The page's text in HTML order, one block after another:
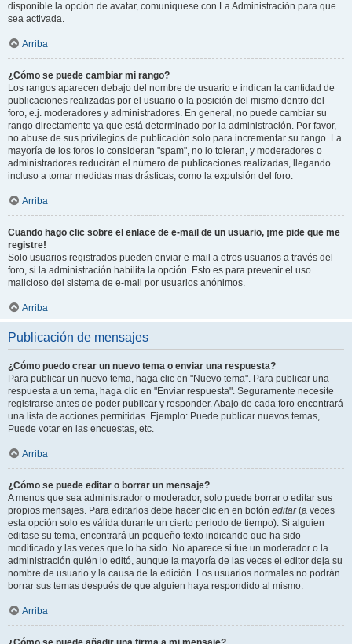
disponible la opción de avatar, comuníquese con La Administración para que
sea activada.
Arriba
¿Cómo se puede cambiar mi rango?
Los rangos aparecen debajo del nombre de usuario e indican la cantidad de
publicaciones realizadas por el usuario o la posición del mismo dentro del
foro, e.j. moderadores y administradores. En general, no puede cambiar su
rango directamente ya que está determinado por la administración. Por favor,
no abuse de sus privilegios de publicación solo para incrementar su rango. La
mayoría de los foros lo consideran "spam", no lo toleran, y moderadores o
administradores reducirán el número de publicaciones realizadas, llegando
incluso a tomar medidas mas drásticas, como la expulsión del foro.
Arriba
Cuando hago clic sobre el enlace de e-mail de un usuario, ¡me pide que me
registre!
Solo usuarios registrados pueden enviar e-mail a otros usuarios a través del
foro, si la administración habilita la opción. Esto es para prevenir el uso
malicioso del sistema de e-mail por usuarios anónimos.
Arriba
Publicación de mensajes
¿Cómo puedo crear un nuevo tema o enviar una respuesta?
Para publicar un nuevo tema, haga clic en "Nuevo tema". Para publicar una
respuesta a un tema, haga clic en "Enviar respuesta". Seguramente necesite
registrarse antes de poder publicar y responder. Abajo de cada foro encontrará
una lista de acciones permitidas. Ejemplo: Puede publicar nuevos temas,
Puede votar en las encuestas, etc.
Arriba
¿Cómo se puede editar o borrar un mensaje?
A menos que sea administrador o moderador, solo puede borrar o editar sus
propios mensajes. Para editarlos debe hacer clic en en botón editar(a veces
esta opción solo es válida durante un cierto periodo de tiempo). Si alguien
editase su tema, encontrará un pequeño texto indicando que ha sido
modificado y las veces que lo ha sido. No aparece si fue un moderador o la
administración quién lo editó, aunque la mayoría de las veces el editor deja su
nombre de usuario y la causa de la edición. Los usuarios normales no podrán
borrar sus temas después de que alguien haya respondido al mismo.
Arriba